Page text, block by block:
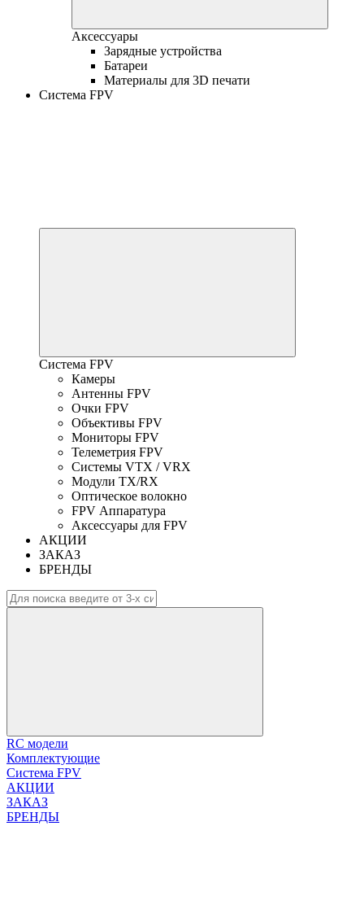
Аксессуары
Зарядные устройства
Батареи
Материалы для 3D печати
Система FPV
Система FPV
Камеры
Антенны FPV
Очки FPV
Объективы FPV
Мониторы FPV
Телеметрия FPV
Системы VTX / VRX
Модули TX/RX
Оптическое волокно
FPV Аппаратура
Аксессуары для FPV
АКЦИИ
ЗАКАЗ
БРЕНДЫ
RC модели
Комплектующие
Система FPV
АКЦИИ
ЗАКАЗ
БРЕНДЫ